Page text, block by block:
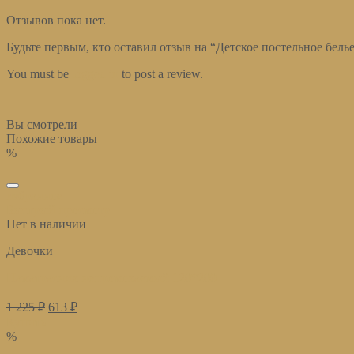
Отзывов пока нет.
Будьте первым, кто оставил отзыв на “Детское постельное
You must be
to post a review.
Вы смотрели
Похожие товары
%
Нет в наличии
Девочки
1 225₽ 613 ₽
%